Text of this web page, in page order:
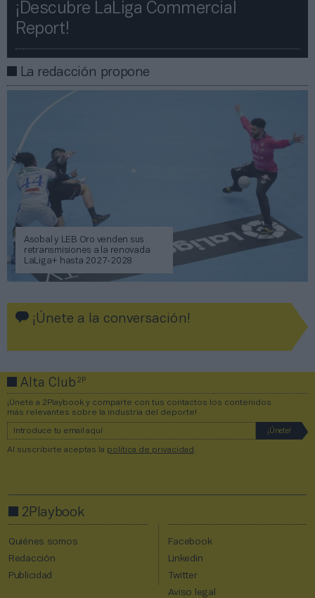
¡Descubre LaLiga Commercial
Report!​​
La redacción propone
Asobal y LEB Oro venden sus
retransmisiones a la renovada
LaLiga+ hasta 2027-2028
¡Únete a la conversación!
Alta Club2P
¡Únete a 2Playbook y comparte con tus contactos los contenidos
más relevantes sobre la industria del deporte!
Al suscribirte aceptas la política de privacidad .
2Playbook
Quiénes somos
Redacción
Publicidad
Facebook
Linkedin
Twitter
Aviso legal